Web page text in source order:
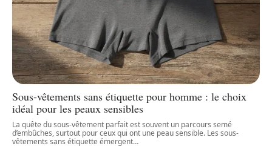
Sous-vêtements sans étiquette pour homme : le choix
idéal pour les peaux sensibles
La quête du sous-vêtement parfait est souvent un parcours semé
d’embûches, surtout pour ceux qui ont une peau sensible. Les sous-
vêtements sans étiquette émergent…